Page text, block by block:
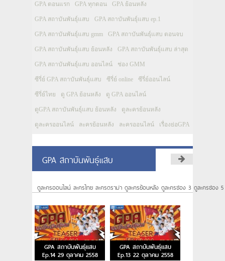
GPA ตอนแรก GPA ทุกตอน GPA ย้อนหลัง
GPA สถาบันพันธุ์แสบ GPA สถาบันพันธุ์แสบ ep.1
GPA สถาบันพันธุ์แสบ gmm GPA สถาบันพันธุ์แสบ ตอนจบ
GPA สถาบันพันธุ์แสบ ย้อนหลัง GPA สถาบันพันธุ์แสบ ล่าสุด
GPA สถาบันพันธุ์แสบ ออนไลน์ ช่อง GMM
ซีรี่ย์ GPA สถาบันพันธุ์แสบ ซีรี่ย์ online ซีรี่ย์ออนไลน์
ซีรี่ย์ไทย ดู GPA ย้อนหลัง ดู GPA ออนไลน์
ดูGPA สถาบันพันธุ์แสบ ย้อนหลัง ดูละครย้อนหลัง
ดูละครออนไลน์ ละครย้อนหลัง ละครออนไลน์ เรื่องย่อGPA
GPA สถาบันพันธุ์แสบ
ดูละครออนไลน์ ละครไทย ละครดราม่า ดูละครย้อนหลัง ดูละครช่อง 3 ดูละครช่อง
GPA สถาบันพันธุ์แสบ
Ep.14 29 ตุลาคม 2558
GPA สถาบันพันธุ์แสบ
Ep.13 22 ตุลาคม 2558